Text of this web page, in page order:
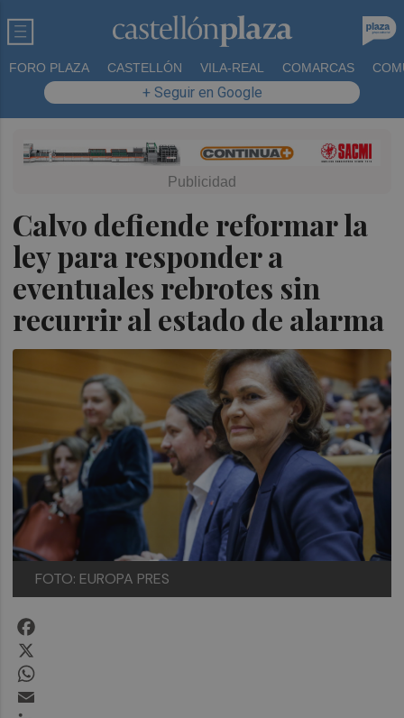
FORO PLAZA CASTELLÓN VILA-REAL COMARCAS
+ Seguir en Google
Calvo defiende reformar la
ley para responder a
eventuales rebrotes sin
recurrir al estado de alarma
FOTO: EUROPA PRES